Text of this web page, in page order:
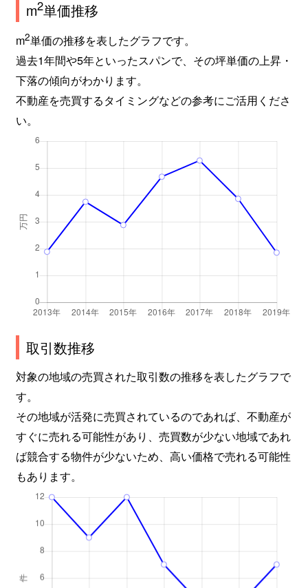
m2単価推移
m2単価の推移を表したグラフです。
過去1年間や5年といったスパンで、その坪単価の上昇・
下落の傾向がわかります。
不動産を売買するタイミングなどの参考にご活用くださ
い。
取引数推移
対象の地域の売買された取引数の推移を表したグラフで
す。
その地域が活発に売買されているのであれば、不動産が
すぐに売れる可能性があり、売買数が少ない地域であれ
ば競合する物件が少ないため、高い価格で売れる可能性
もあります。